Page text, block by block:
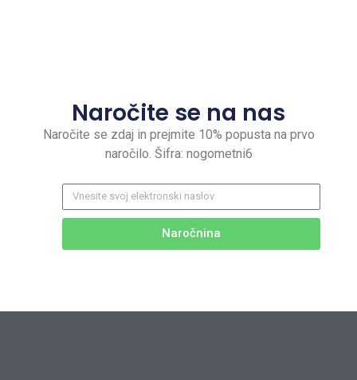
Naročite se na nas
Naročite se zdaj in prejmite 10% popusta na prvo
naročilo. Šifra: nogometni6
Naročnina